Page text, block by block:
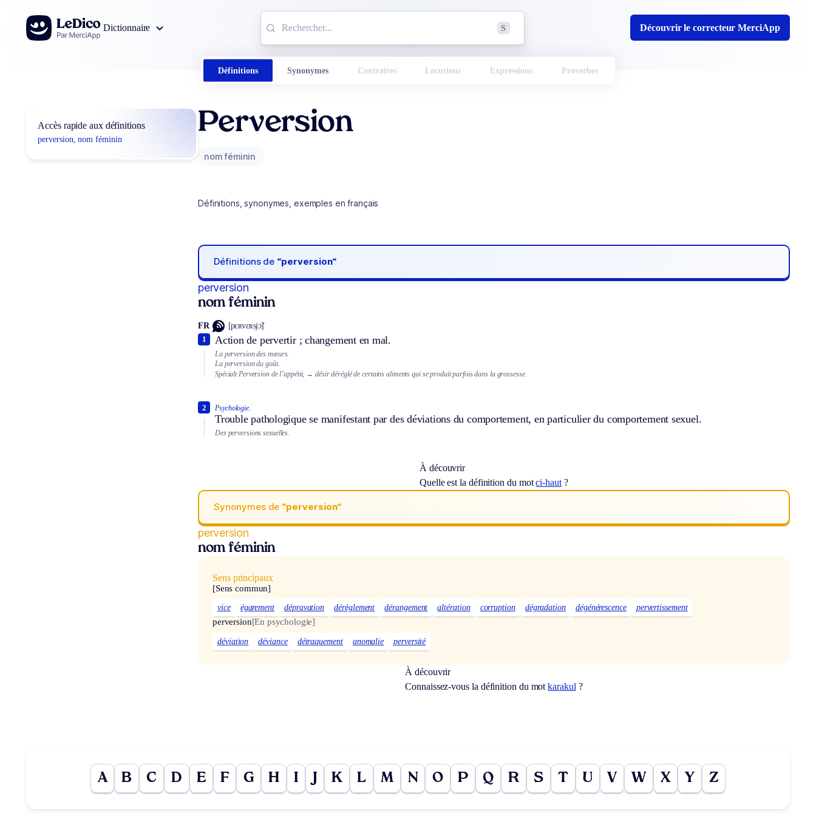
Aller au contenu
Dictionnaire
S Découvrir le correcteur MerciApp
Définitions Synonymes Contraires Locutions Expressions Proverbes
Accès rapide aux définitions
perversion, nom féminin
Perversion
nom féminin
Définitions, synonymes, exemples en français
Définitions de “perversion“
perversion
nom féminin
FR [pɛʀvɛʀsjɔ̃]
Action de pervertir ; changement en mal.
1
La perversion des mœurs.
La perversion du goût.
Spécialt Perversion de l’appétit, → désir déréglé de certains aliments qui se produit parfois dans la grossesse.
Psychologie.
Trouble pathologique se manifestant par des déviations du comportement, en particulier du comportement sexuel.
2
Des perversions sexuelles.
À découvrir
Quelle est la définition du motci-haut?
Synonymes de “perversion“
perversion
nom féminin
Sens principaux
[Sens commun]
vice égarement dépravation dérèglement dérangement altération corruption dégradation dégénérescence pervertissement
perversion[En psychologie]
déviation déviance détraquement anomalie perversité
À découvrir
Connaissez-vous la définition du motkarakul ?
A B C D E F G H I J K L M N O P Q R S T U V W X Y Z